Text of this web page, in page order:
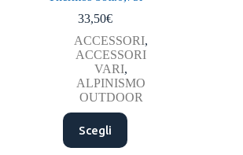
33,50€
ACCESSORI,
ACCESSORI
VARI,
ALPINISMO
OUTDOOR
Scegli
Questo
prodotto
ha